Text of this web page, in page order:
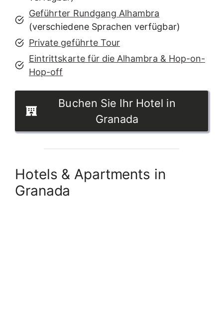
Geführter Rundgang Alhambra
(verschiedene Sprachen verfügbar)
Private geführte Tour
Eintrittskarte für die Alhambra & Hop-on-
Hop-off
Buchen Sie Ihr Hotel in
Granada
Hotels & Apartments in
Granada